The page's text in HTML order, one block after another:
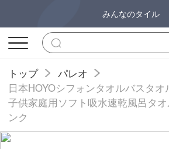
みんなのタイル
トップ
パレオ
日本HOYOシフォンタオルバスタオ
子供家庭用ソフト吸水速乾風呂タ
ンク